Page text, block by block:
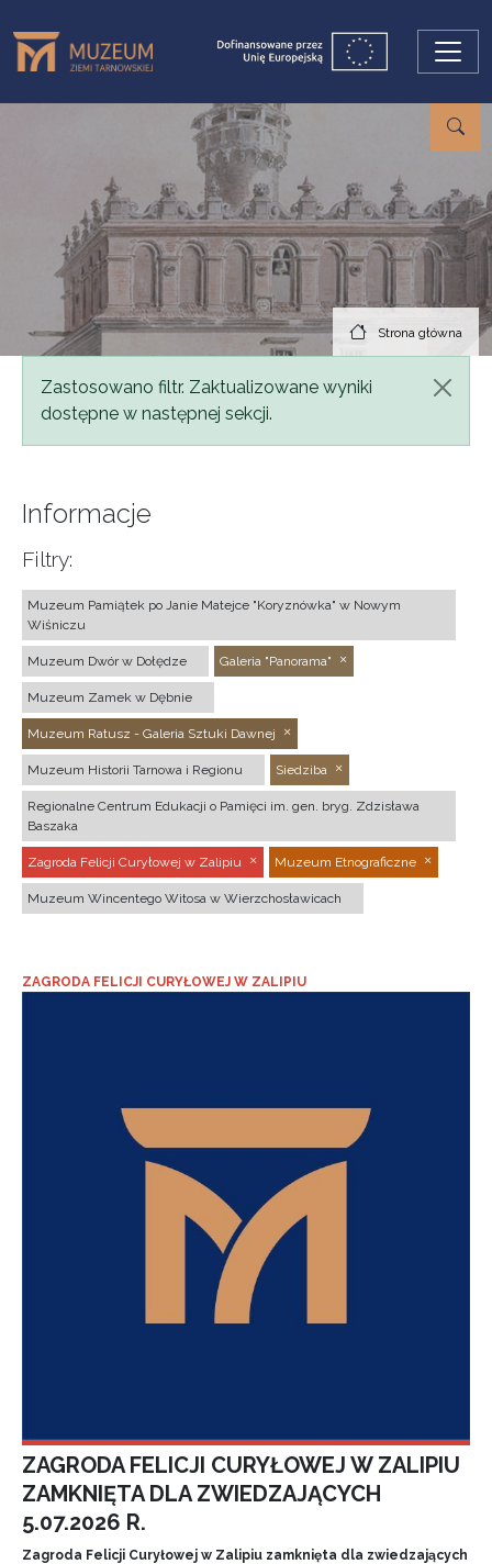
Strona główna
Komunikat
Zastosowano filtr. Zaktualizowane wyniki
dostępne w następnej sekcji.
Informacje
Filtry:
Muzeum Pamiątek po Janie Matejce "Koryznówka" w Nowym
Wiśniczu
Muzeum Dwór w Dołędze Galeria "Panorama"
Muzeum Zamek w Dębnie
Muzeum Ratusz - Galeria Sztuki Dawnej
Muzeum Historii Tarnowa i Regionu Siedziba
Regionalne Centrum Edukacji o Pamięci im. gen. bryg. Zdzisława
Baszaka
Zagroda Felicji Curyłowej w Zalipiu Muzeum Etnograficzne
Muzeum Wincentego Witosa w Wierzchosławicach
ZAGRODA FELICJI CURYŁOWEJ W ZALIPIU
ZAGRODA FELICJI CURYŁOWEJ W ZALIPIU
ZAMKNIĘTA DLA ZWIEDZAJĄCYCH
5.07.2026 R.
Zagroda Felicji Curyłowej w Zalipiu zamknięta dla zwiedzających